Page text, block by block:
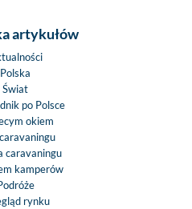
artykułów
Polska
Świat
po Polsce
okiem
caravaningu
kamperów
rynku